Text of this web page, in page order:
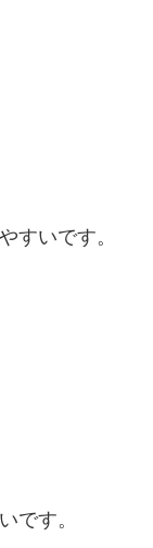
すいです。
です。